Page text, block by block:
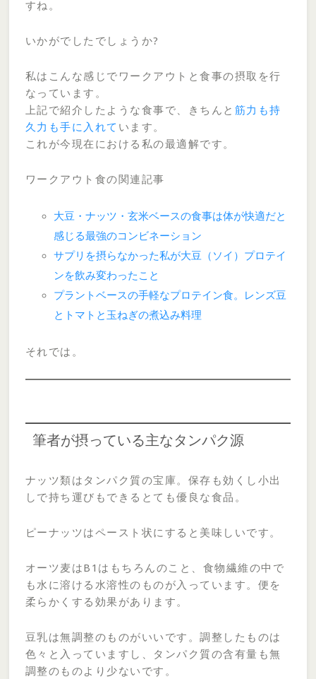
すね。
いかがでしたでしょうか?
私はこんな感じでワークアウトと食事の摂取を行
なっています。
上記で紹介したような食事で、きちんと 筋力も持
久力も手に入れて います。
これが今現在における私の最適解です。
ワークアウト食の関連記事
大豆・ナッツ・玄米ベースの食事は体が快適だと
感じる最強のコンビネーション
サプリを摂らなかった私が大豆（ソイ）プロテイ
ンを飲み変わったこと
プラントベースの手軽なプロテイン食。レンズ豆
とトマトと玉ねぎの煮込み料理
それでは。
筆者が摂っている主なタンパク源
ナッツ類はタンパク質の宝庫。保存も効くし小出
しで持ち運びもできるとても優良な食品。
ピーナッツはペースト状にすると美味しいです。
オーツ麦はB1はもちろんのこと、食物繊維の中で
も水に溶ける水溶性のものが入っています。便を
柔らかくする効果があります。
豆乳は無調整のものがいいです。調整したものは
色々と入っていますし、タンパク質の含有量も無
調整のものより少ないです。